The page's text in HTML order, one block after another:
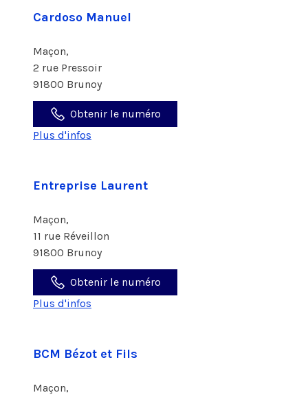
Cardoso Manuel
Maçon,
2 rue Pressoir
91800 Brunoy
Obtenir le numéro
Plus d'infos
Entreprise Laurent
Maçon,
11 rue Réveillon
91800 Brunoy
Obtenir le numéro
Plus d'infos
BCM Bézot et Fils
Maçon,